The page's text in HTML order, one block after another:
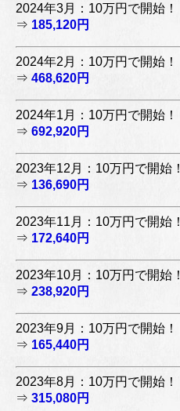
2024年3月：10万円で開始！
⇒ 185,120円
2024年2月：10万円で開始！
⇒ 468,620円
2024年1月：10万円で開始！
⇒ 692,920円
2023年12月：10万円で開始！
⇒ 136,690円
2023年11月：10万円で開始！
⇒ 172,640円
2023年10月：10万円で開始！
⇒ 238,920円
2023年9月：10万円で開始！
⇒ 165,440円
2023年8月：10万円で開始！
⇒ 315,080円